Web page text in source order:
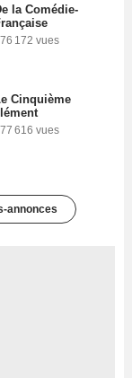
la Comédie-
172 vues
Cinquième
616 vues
annonces